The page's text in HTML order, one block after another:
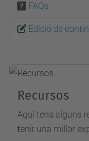
FAQs
Edició de
Recursos
Aquí tens alguns
tenir una millor